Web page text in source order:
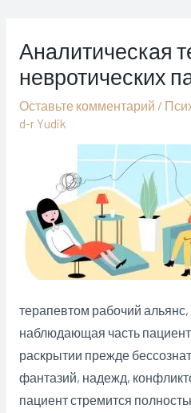
содержимому
Аналитическая
невротических
Оставьте комментарий /
d-r Yudik
терапевтом рабочий альянс,
наблюдающая часть
раскрытии прежде
фантазий, надежд,
пациент стремится